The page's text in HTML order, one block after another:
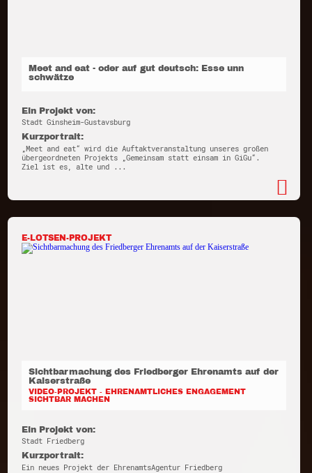
Meet and eat - oder auf gut deutsch: Esse unn
schwätze
Ein Projekt von:
Stadt Ginsheim-Gustavsburg
Kurzportrait:
„Meet and eat“ wird die Auftaktveranstaltung unseres großen
übergeordneten Projekts „Gemeinsam statt einsam in GiGu“.
Ziel ist es, alte und ...
E-LOTSEN-PROJEKT
Sichtbarmachung des Friedberger Ehrenamts auf der
Kaiserstraße
VIDEO-PROJEKT - EHRENAMTLICHES ENGAGEMENT
SICHTBAR MACHEN
Ein Projekt von:
Stadt Friedberg
Kurzportrait:
Ein neues Projekt der EhrenamtsAgentur Friedberg